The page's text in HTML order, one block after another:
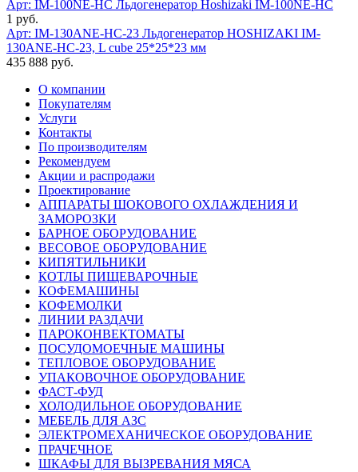
Арт: IM-100NE-HC Льдогенератор Hoshizaki IM-100NE-HC
1 руб.
Арт: IM-130ANE-HC-23 Льдогенератор HOSHIZAKI IM-
130ANE-HC-23, L cube 25*25*23 мм
435 888 руб.
О компании
Покупателям
Услуги
Контакты
По производителям
Рекомендуем
Акции и распродажи
Проектирование
АППАРАТЫ ШОКОВОГО ОХЛАЖДЕНИЯ И
ЗАМОРОЗКИ
БАРНОЕ ОБОРУДОВАНИЕ
ВЕСОВОЕ ОБОРУДОВАНИЕ
КИПЯТИЛЬНИКИ
КОТЛЫ ПИЩЕВАРОЧНЫЕ
КОФЕМАШИНЫ
КОФЕМОЛКИ
ЛИНИИ РАЗДАЧИ
ПАРОКОНВЕКТОМАТЫ
ПОСУДОМОЕЧНЫЕ МАШИНЫ
ТЕПЛОВОЕ ОБОРУДОВАНИЕ
УПАКОВОЧНОЕ ОБОРУДОВАНИЕ
ФАСТ-ФУД
ХОЛОДИЛЬНОЕ ОБОРУДОВАНИЕ
МЕБЕЛЬ ДЛЯ АЗС
ЭЛЕКТРОМЕХАНИЧЕСКОЕ ОБОРУДОВАНИЕ
ПРАЧЕЧНОЕ
ШКАФЫ ДЛЯ ВЫЗРЕВАНИЯ МЯСА